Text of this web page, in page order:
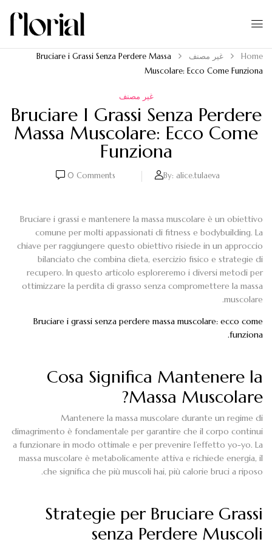
Home غير مصنف
Bruciare i Grassi Senza Perdere Massa
Muscolare: Ecco Come Funziona
غير مصنف
Bruciare I Grassi Senza Perdere
Massa Muscolare: Ecco Come
Funziona
By: alice.tulaeva
0 Comments
Bruciare i grassi e mantenere la massa muscolare è un obiettivo
comune per molti appassionati di fitness e bodybuilding. La
chiave per raggiungere questo obiettivo risiede in un approccio
bilanciato che combina dieta, esercizio fisico e strategie di
recupero. In questo articolo esploreremo i diversi metodi per
ottimizzare la perdita di grasso senza compromettere la massa
muscolare.
Bruciare i grassi senza perdere massa muscolare: ecco come
funziona.
Cosa Significa Mantenere la
Massa Muscolare?
Mantenere la massa muscolare durante un regime di
dimagrimento è fondamentale per garantire che il corpo continui
a funzionare in modo ottimale e per prevenire l’effetto yo-yo. La
massa muscolare è metabolicamente attiva e richiede energia, il
che significa che più muscoli hai, più calorie bruci a riposo.
Strategie per Bruciare Grassi
senza Perdere Muscoli